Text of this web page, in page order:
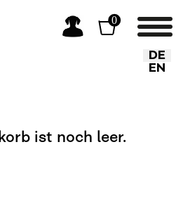
DE
EN
0
ist noch leer.